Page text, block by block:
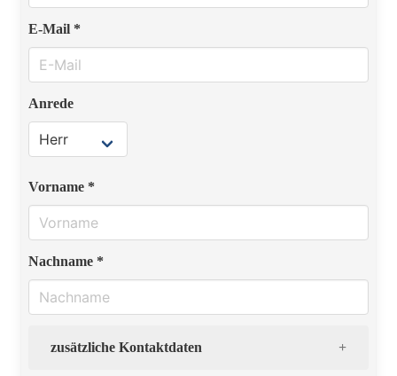
E-Mail *
Anrede
Vorname *
Nachname *
zusätzliche Kontaktdaten